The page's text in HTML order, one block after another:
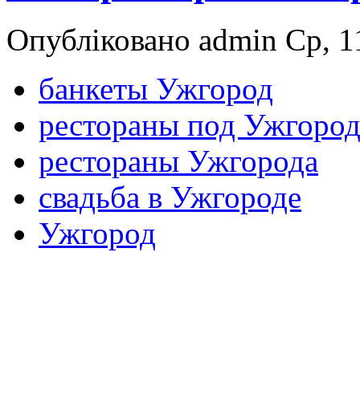
Опубліковано admin Ср,
банкеты Ужгород
рестораны под
рестораны Ужгорода
свадьба в Ужгороде
Ужгород